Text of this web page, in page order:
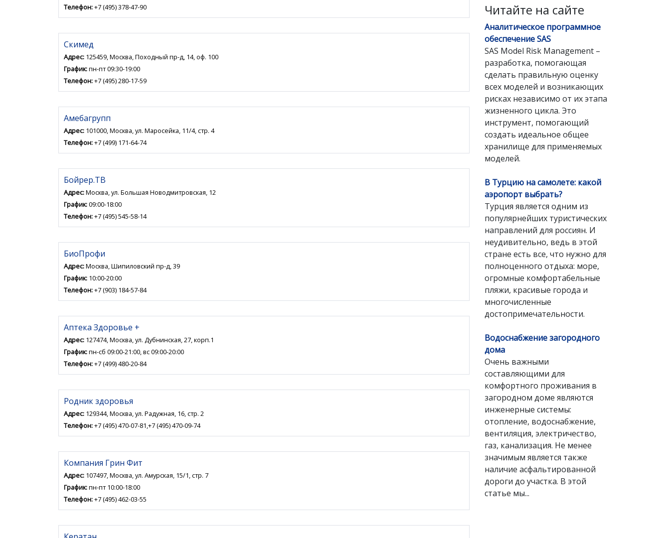
Телефон:+7 (495) 378-47-90
Скимед
Адрес: 125459, Москва, Походный пр-д, 14, оф. 100
График:пн-пт 09:30-19:00
Телефон:+7 (495) 280-17-59
Амебагрупп
Адрес: 101000, Москва, ул. Маросейка, 11/4, стр. 4
Телефон:+7 (499) 171-64-74
Бойрер.ТВ
Адрес:Москва, ул. Большая Новодмитровская, 12
График:09:00-18:00
Телефон:+7 (495) 545-58-14
БиоПрофи
Адрес:Москва, Шипиловский пр-д, 39
График: 10:00-20:00
Телефон:+7 (903) 184-57-84
Аптека Здоровье +
Адрес: 127474, Москва, ул. Дубнинская, 27, корп.1
График:пн-сб 09:00-21:00, вс 09:00-20:00
Телефон:+7 (499) 480-20-84
Родник здоровья
Адрес: 129344, Москва, ул. Радужная, 16, стр. 2
Телефон:+7 (495) 470-07-81,+7 (495) 470-09-74
Компания Грин Фит
Адрес: 107497, Москва, ул. Амурская, 15/1, стр. 7
График:пн-пт 10:00-18:00
Телефон:+7 (495) 462-03-55
Читайте на сайте
Аналитическое программное
обеспечение SAS
SAS Model Risk Management –
разработка, помогающая
сделать правильную оценку
всех моделей и возникающих
рисках независимо от их этапа
жизненного цикла. Это
инструмент, помогающий
создать идеальное общее
хранилище для применяемых
моделей.
В Турцию на самолете: какой
аэропорт выбрать?
Турция является одним из
популярнейших туристических
направлений для россиян. И
неудивительно, ведь в этой
стране есть все, что нужно для
полноценного отдыха: море,
огромные комфортабельные
пляжи, красивые города и
многочисленные
достопримечательности.
Водоснабжение загородного
дома
Очень важными
составляющими для
комфортного проживания в
загородном доме являются
инженерные системы:
отопление, водоснабжение,
вентиляция, электричество,
газ, канализация. Не менее
значимым является также
наличие асфальтированной
дороги до участка. В этой
статье мы...